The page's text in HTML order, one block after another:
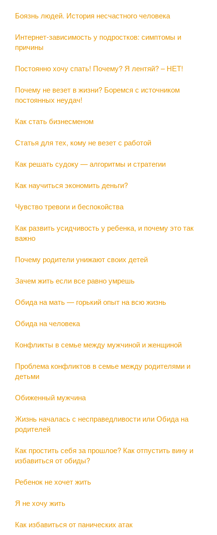
Боязнь людей. История несчастного человека
Интернет-зависимость у подростков: симптомы и
причины
Постоянно хочу спать! Почему? Я лентяй? – НЕТ!
Почему не везет в жизни? Боремся с источником
постоянных неудач!
Как стать бизнесменом
Статья для тех, кому не везет с работой
Как решать судоку — алгоритмы и стратегии
Как научиться экономить деньги?
Чувство тревоги и беспокойства
Как развить усидчивость у ребенка, и почему это так
важно
Почему родители унижают своих детей
Зачем жить если все равно умрешь
Обида на мать — горький опыт на всю жизнь
Обида на человека
Конфликты в семье между мужчиной и женщиной
Проблема конфликтов в семье между родителями и
детьми
Обиженный мужчина
Жизнь началась с несправедливости или Обида на
родителей
Как простить себя за прошлое? Как отпустить вину и
избавиться от обиды?
Ребенок не хочет жить
Я не хочу жить
Как избавиться от панических атак